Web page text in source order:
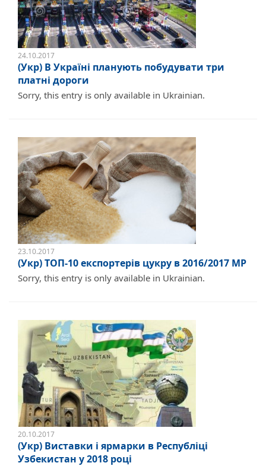
24.10.2017
(Укр) В Україні планують побудувати три
платні дороги
Sorry, this entry is only available in Ukrainian.
23.10.2017
(Укр) ТОП-10 експортерів цукру в 2016/2017 МР
Sorry, this entry is only available in Ukrainian.
20.10.2017
(Укр) Виставки і ярмарки в Республіці
Узбекистан у 2018 році